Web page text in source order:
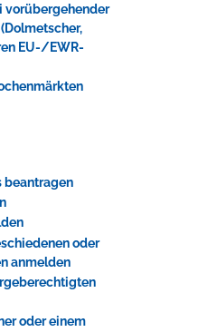
vorübergehender
EU-/EWR-
beantragen
oder
anmelden
oder einem